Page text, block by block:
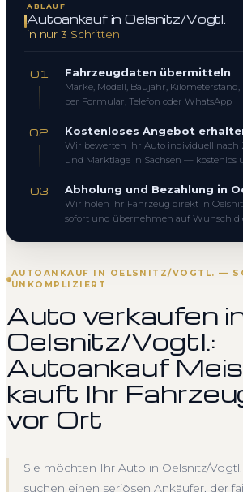
AUTOANKAUF IN OELSNITZ/VOGTL. —
UNKOMPLIZIERT
Auto verkaufen
Oelsnitz/Vogtl.:
Autoankauf
kauft Ihr
vor Ort
Sie möchten Ihr Auto in Oelsnitz/
suchen einen seriösen Ankäufer, der
ABLAUF
Autoankauf in Oelsnitz/Vogtl.
in nur 3 Schritten
01 Fahrzeugdaten übermitteln
Marke, Modell, Baujahr,
per Formular, Telefon oder WhatsApp
02 Kostenloses Angebot
Wir bewerten Ihr Auto individuell nach
und Marktlage in Sachsen — kostenlos
03 Abholung und Bezahlung in
Wir holen Ihr Fahrzeug direkt in
sofort und übernehmen auf Wunsch